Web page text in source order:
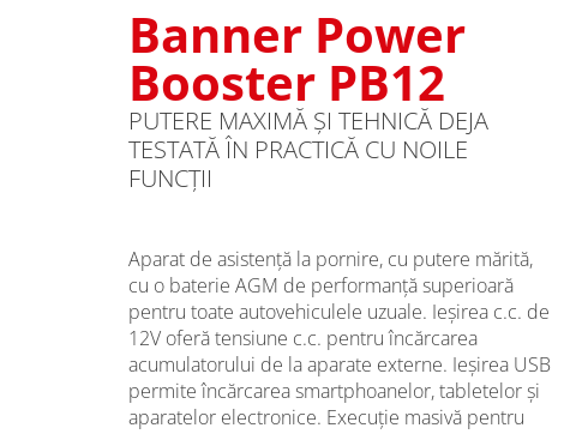
Banner Power
Booster PB12
PUTERE MAXIMĂ ŞI TEHNICĂ DEJA
TESTATĂ ÎN PRACTICĂ CU NOILE
FUNCŢII
Aparat de asistenţă la pornire, cu putere mărită,
cu o baterie AGM de performanţă superioară
pentru toate autovehiculele uzuale. Ieşirea c.c. de
12V oferă tensiune c.c. pentru încărcarea
acumulatorului de la aparate externe. Ieşirea USB
permite încărcarea smartphoanelor, tabletelor şi
aparatelor electronice. Execuţie masivă pentru